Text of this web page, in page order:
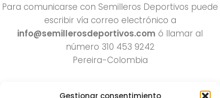
Gestionar consentimiento
Para comunicarse con Semilleros Deportivos puede
escribir vía correo electrónico a
info@semillerosdeportivos.com ó llamar al
número 310 453 9242
Pereira-Colombia